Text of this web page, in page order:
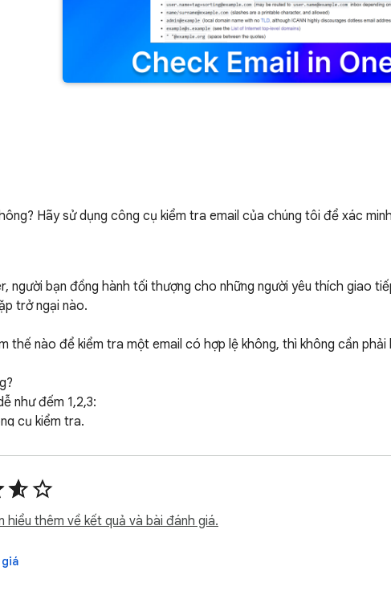
Hãy sử dụng công cụ kiểm tra email của chúng tôi để xác
người bạn đồng hành tối thượng cho những người yêu thích giao
trở ngại nào.
thế nào để kiểm tra một email có hợp lệ không, thì không cần phải
như đếm 1,2,3:
cụ kiểm tra.
xác thực thông tin liên hệ
việc đảm bảo thông tin liên lạc hợp lệ là rất quan trọng. Với
hiểu thêm về kết quả và bài đánh giá.